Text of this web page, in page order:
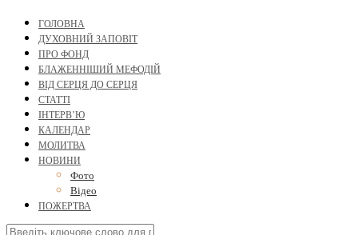
ГОЛОВНА
ДУХОВНИЙ ЗАПОВІТ
ПРО ФОНД
БЛАЖЕННІШИЙ МЕФОДІЙ
ВІД СЕРЦЯ ДО СЕРЦЯ
СТАТТІ
ІНТЕРВ’Ю
КАЛЕНДАР
МОЛИТВА
НОВИНИ
Фото
Відео
ПОЖЕРТВА